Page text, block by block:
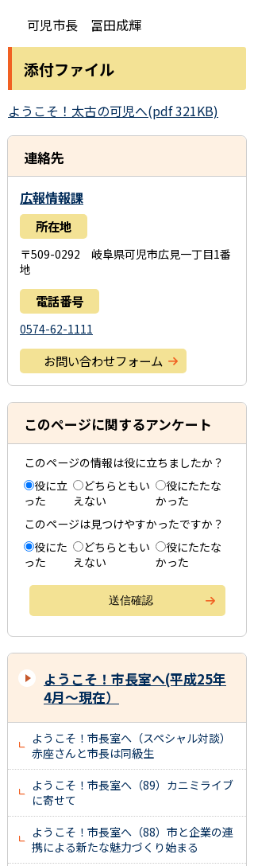
可児市長 冨田成輝
添付ファイル
ようこそ！太古の可児へ(pdf 321KB)
連絡先
広報情報課
所在地
〒509-0292 岐阜県可児市広見一丁目1番
地
電話番号
0574-62-1111
お問い合わせフォーム
このページに関するアンケート
このページの情報は役に立ちましたか？
役に立
った
どちらともい
えない
役にたたな
かった
このページは見つけやすかったですか？
役にた
った
どちらともい
えない
役にたたな
かった
ようこそ！市長室へ(平成25年
4月～現在）
ようこそ！市長室へ（スペシャル対談）
赤座さんと市長は同級生
ようこそ！市長室へ（89）カニミライブ
に寄せて
ようこそ！市長室へ（88）市と企業の連
携による新たな魅力づくり始まる